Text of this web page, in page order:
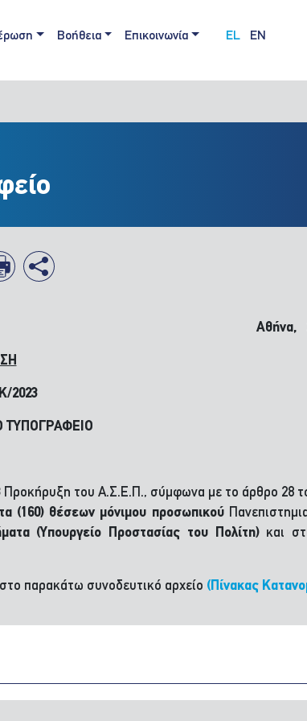
Βοήθεια Επικοινωνία EL EN
Αθήνα,
2023
ΤΥΠΟΓΡΑΦΕΙΟ
Προκήρυξη του Α.Σ.Ε.Π., σύμφωνα με το άρθρο 28
(160) θέσεων μόνιμου προσωπικού
(Υπουργείο Προστασίας του Πολίτη)και
παρακάτω συνοδευτικό αρχείο (Πίνακας